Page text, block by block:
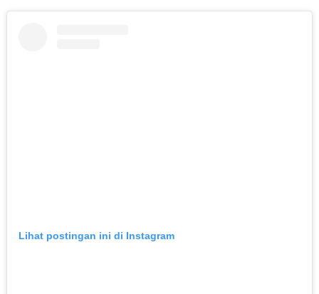
Lihat postingan ini di Instagram